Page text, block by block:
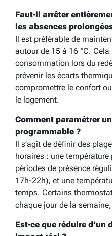
Faut-il arrêter
les absences
Il est préférable de
autour de 15 à 16 °C. Cela
consommation lors du
prévenir les écarts
compromettre le confort
le logement.
Comment paramétrer
programmable ?
Il s’agit de définir des
horaires : une température
périodes de présence
17h-22h), et une
temps. Certains
chaque jour de la
Est-ce que réduire d’un